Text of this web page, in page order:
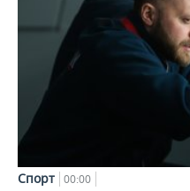
Спорт 00:00